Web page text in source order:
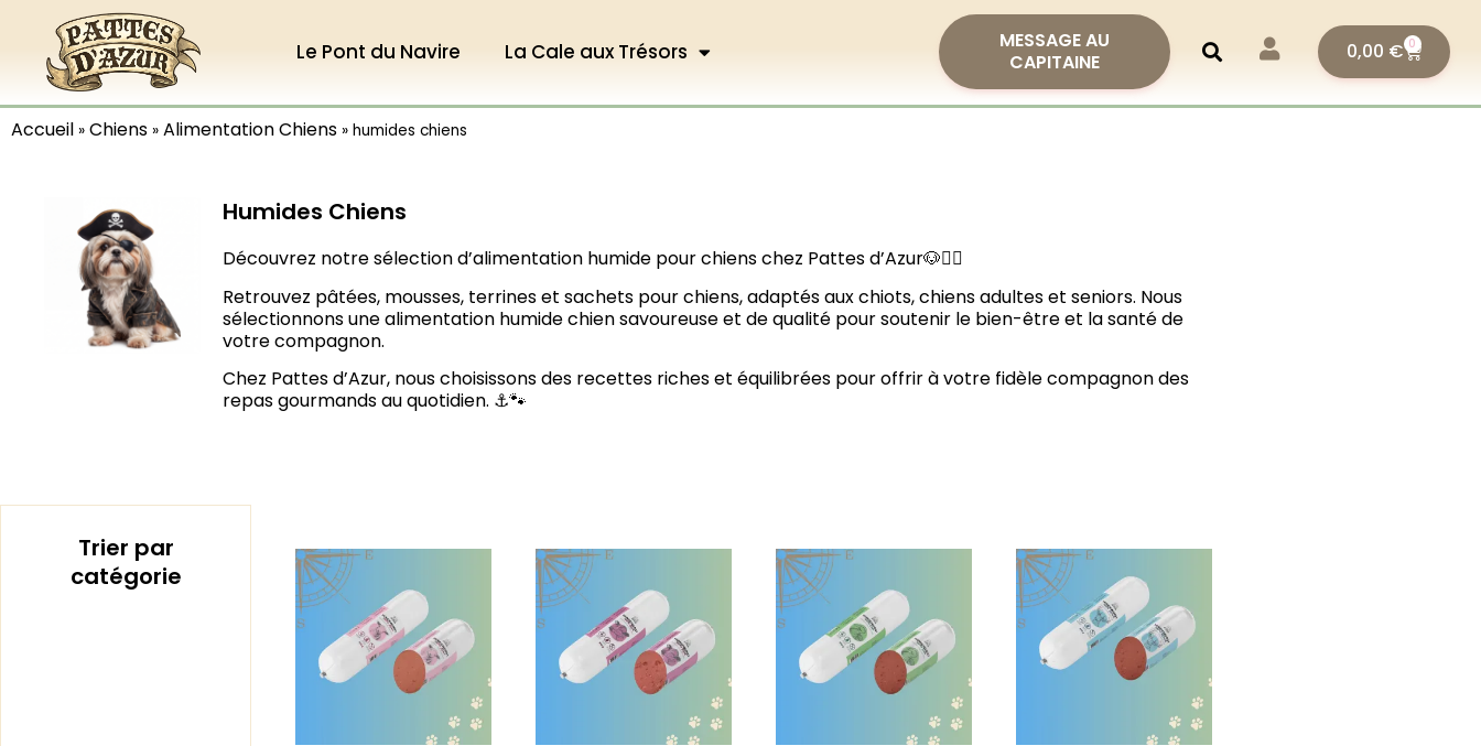
Le Pont du Navire La Cale aux Trésors
MESSAGE AU
CAPITAINE
0,00 € 0
Accueil » Chiens » Alimentation Chiens » humides chiens
Humides Chiens
Découvrez notre sélection d’alimentation humide pour chiens chez Pattes d’Azur🐶🏴‍☠️
Retrouvez pâtées, mousses, terrines et sachets pour chiens, adaptés aux chiots, chiens adultes et seniors. Nous
sélectionnons une alimentation humide chien savoureuse et de qualité pour soutenir le bien-être et la santé de
votre compagnon.
Chez Pattes d’Azur, nous choisissons des recettes riches et équilibrées pour offrir à votre fidèle compagnon des
repas gourmands au quotidien. ⚓🐾
Trier par
catégorie